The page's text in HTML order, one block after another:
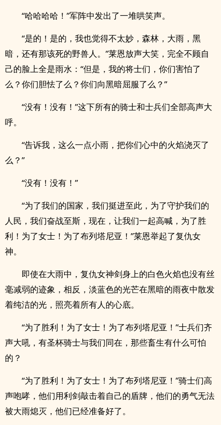
“哈哈哈哈！”军阵中发出了一堆哄笑声。
“是的！是的，我也觉得不太妙，森林，大雨，黑
暗，还有那该死的野兽人。”莱恩放声大笑，完全不顾自
己的脸上全是雨水：“但是，我的将士们，你们害怕了
么？你们胆怯了么？你们向黑暗屈服了么？”
“没有！没有！”这下所有的骑士和士兵们全部高声大
呼。
“告诉我，这么一点小雨，把你们心中的火焰浇灭了
么？”
“没有！没有！”
“为了我们的国家，我们挺进至此，为了守护我们的
人民，我们奋战至斯，现在，让我们一起高喊，为了胜
利！为了女士！为了布列塔尼亚！”莱恩举起了复仇女
神。
即使在大雨中，复仇女神剑身上的白色火焰也没有丝
毫减弱的迹象，相反，淡蓝色的光芒在黑暗的雨夜中散发
着纯洁的光，照亮着所有人的心底。
“为了胜利！为了女士！为了布列塔尼亚！”士兵们齐
声大吼，有圣杯骑士与我们同在，那些畜生有什么可怕
的？
“为了胜利！为了女士！为了布列塔尼亚！”骑士们高
声咆哮，他们用利剑敲击着自己的盾牌，他们的勇气无法
被大雨熄灭，他们已经准备好了。